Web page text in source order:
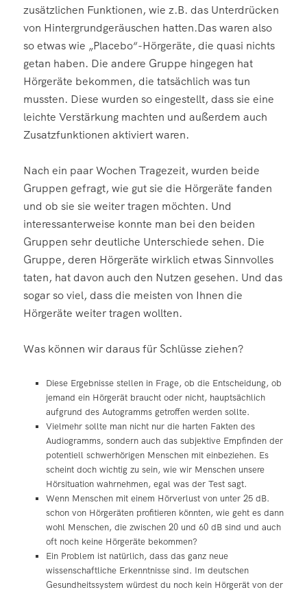
zusätzlichen Funktionen, wie z.B. das Unterdrücken
von Hintergrundgeräuschen hatten.Das waren also
so etwas wie „Placebo“-Hörgeräte, die quasi nichts
getan haben. Die andere Gruppe hingegen hat
Hörgeräte bekommen, die tatsächlich was tun
mussten. Diese wurden so eingestellt, dass sie eine
leichte Verstärkung machten und außerdem auch
Zusatzfunktionen aktiviert waren.
Nach ein paar Wochen Tragezeit, wurden beide
Gruppen gefragt, wie gut sie die Hörgeräte fanden
und ob sie sie weiter tragen möchten. Und
interessanterweise konnte man bei den beiden
Gruppen sehr deutliche Unterschiede sehen. Die
Gruppe, deren Hörgeräte wirklich etwas Sinnvolles
taten, hat davon auch den Nutzen gesehen. Und das
sogar so viel, dass die meisten von Ihnen die
Hörgeräte weiter tragen wollten.
Was können wir daraus für Schlüsse ziehen?
Diese Ergebnisse stellen in Frage, ob die Entscheidung, ob
jemand ein Hörgerät braucht oder nicht, hauptsächlich
aufgrund des Autogramms getroffen werden sollte.
Vielmehr sollte man nicht nur die harten Fakten des
Audiogramms, sondern auch das subjektive Empfinden der
potentiell schwerhörigen Menschen mit einbeziehen. Es
scheint doch wichtig zu sein, wie wir Menschen unsere
Hörsituation wahrnehmen, egal was der Test sagt.
Wenn Menschen mit einem Hörverlust von unter 25 dB.
schon von Hörgeräten profitieren könnten, wie geht es dann
wohl Menschen, die zwischen 20 und 60 dB sind und auch
oft noch keine Hörgeräte bekommen?
Ein Problem ist natürlich, dass das ganz neue
wissenschaftliche Erkenntnisse sind. Im deutschen
Gesundheitssystem würdest du noch kein Hörgerät von der